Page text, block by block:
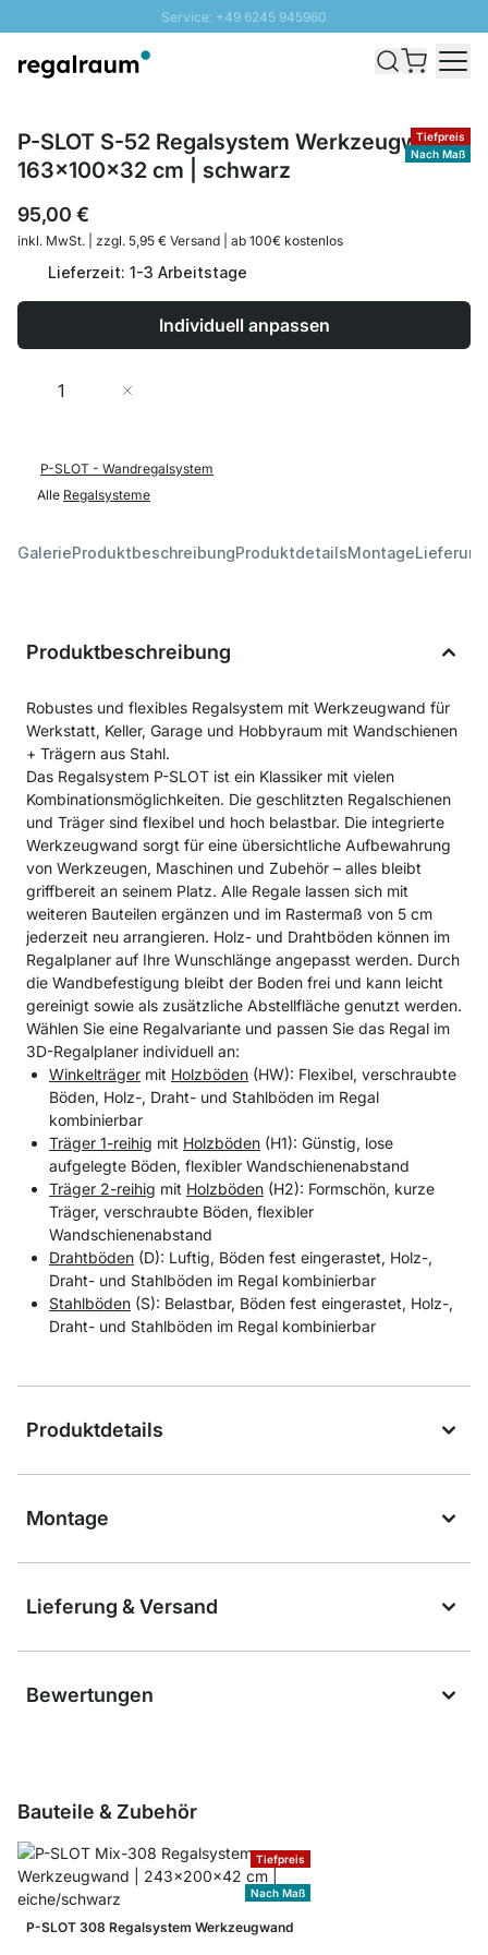
Service: +49 6245 945960
Schnelle Lieferung - Gratis Versand ab 100€
Tiefpreis
Nach Maß
P-SLOT S-52 Regalsystem Werkzeugwand |
163x100x32 cm | schwarz
95,00 €
inkl. MwSt. | zzgl. 5,95 € Versand | ab 100€ kostenlos
Lieferzeit: 1-3 Arbeitstage
Individuell anpassen
Menge
P-SLOT - Wandregalsystem
Alle Regalsysteme
GalerieProduktbeschreibungProduktdetailsMontage
Produktbeschreibung
Robustes und flexibles Regalsystem mit Werkzeugwand für
Werkstatt, Keller, Garage und Hobbyraum mit Wandschienen
+ Trägern aus Stahl.
Das Regalsystem P-SLOT ist ein Klassiker mit vielen
Kombinationsmöglichkeiten. Die geschlitzten Regalschienen
und Träger sind flexibel und hoch belastbar. Die integrierte
Werkzeugwand sorgt für eine übersichtliche Aufbewahrung
von Werkzeugen, Maschinen und Zubehör – alles bleibt
griffbereit an seinem Platz. Alle Regale lassen sich mit
weiteren Bauteilen ergänzen und im Rastermaß von 5 cm
jederzeit neu arrangieren. Holz- und Drahtböden können im
Regalplaner auf Ihre Wunschlänge angepasst werden. Durch
die Wandbefestigung bleibt der Boden frei und kann leicht
gereinigt sowie als zusätzliche Abstellfläche genutzt werden.
Wählen Sie eine Regalvariante und passen Sie das Regal im
3D-Regalplaner individuell an:
Winkelträger mit Holzböden (HW): Flexibel, verschraubte
Böden, Holz-, Draht- und Stahlböden im Regal
kombinierbar
Träger 1-reihig mit Holzböden (H1): Günstig, lose
aufgelegte Böden, flexibler Wandschienenabstand
Träger 2-reihig mit Holzböden (H2): Formschön, kurze
Träger, verschraubte Böden, flexibler
Wandschienenabstand
Drahtböden (D): Luftig, Böden fest eingerastet, Holz-,
Draht- und Stahlböden im Regal kombinierbar
Stahlböden (S): Belastbar, Böden fest eingerastet, Holz-,
Draht- und Stahlböden im Regal kombinierbar
Produktdetails
Montage
Lieferung & Versand
Bewertungen
Bauteile & Zubehör
Tiefpreis
Nach Maß
P-SLOT 308 Regalsystem Werkzeugwand